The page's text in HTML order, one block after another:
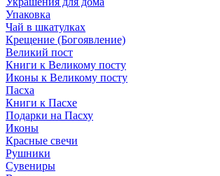
Упаковка
Чай в шкатулках
Крещение (Богоявление)
Великий пост
Книги к Великому посту
Иконы к Великому посту
Пасха
Книги к Пасхе
Подарки на Пасху
Иконы
Красные свечи
Рушники
Сувениры